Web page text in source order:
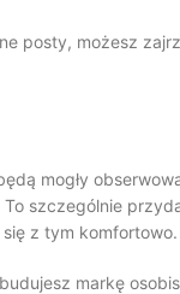
posty, możesz
mogły
szczególnie
z tym komfortowo.
markę